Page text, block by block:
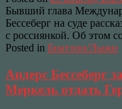
Бывший глава
Бессеберг на суде
с россиянкой. Об этом
Posted in Биатлон/Лыжи
Андерс Бессеберг
Меркель отдать